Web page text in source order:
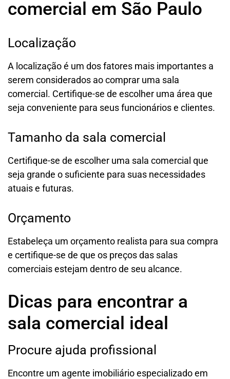
comercial em São Paulo
Localização
A localização é um dos fatores mais importantes a
serem considerados ao comprar uma sala
comercial. Certifique-se de escolher uma área que
seja conveniente para seus funcionários e clientes.
Tamanho da sala comercial
Certifique-se de escolher uma sala comercial que
seja grande o suficiente para suas necessidades
atuais e futuras.
Orçamento
Estabeleça um orçamento realista para sua compra
e certifique-se de que os preços das salas
comerciais estejam dentro de seu alcance.
Dicas para encontrar a
sala comercial ideal
Procure ajuda profissional
Encontre um agente imobiliário especializado em